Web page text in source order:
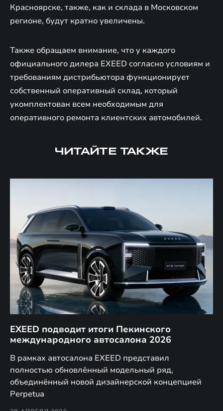
Красноярске, также, как и склада в Московском
регионе, будут кратно увеличены.
Также обращаем внимание, что у каждого
официального дилера EXEED согласно условиям и
требованиям дистрибьютора функционирует
собственный оперативный склад, который
укомплектован всем необходимым для
оперативного ремонта клиентских автомобилей.
ЧИТАЙТЕ ТАКЖЕ
EXEED подводит итоги Пекинского
международного автосалона 2026
В рамках автосалона EXEED представил
полностью обновлённый модельный ряд,
объединённый новой дизайнерской концепцией
Perpetua